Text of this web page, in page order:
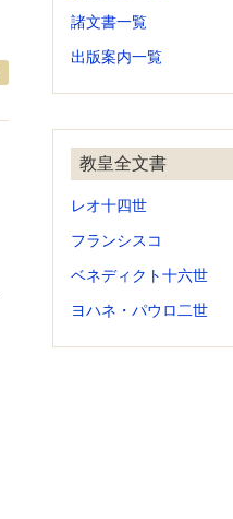
諸文書一覧
出版案内一覧
教皇全文書
レオ十四世
フランシスコ
ベネディクト十六世
ヨハネ・パウロ二世